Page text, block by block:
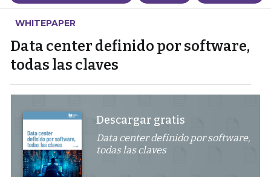
WHITEPAPER
Data center definido por software,
todas las claves
Descargar gratis
Data center definido por software,
todas las claves